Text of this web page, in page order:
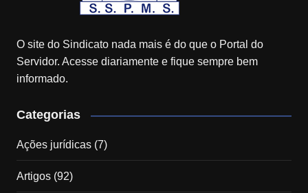
O site do Sindicato nada mais é do que o Portal do
Servidor. Acesse diariamente e fique sempre bem
informado.
Categorias
Ações jurídicas(7)
Artigos(92)